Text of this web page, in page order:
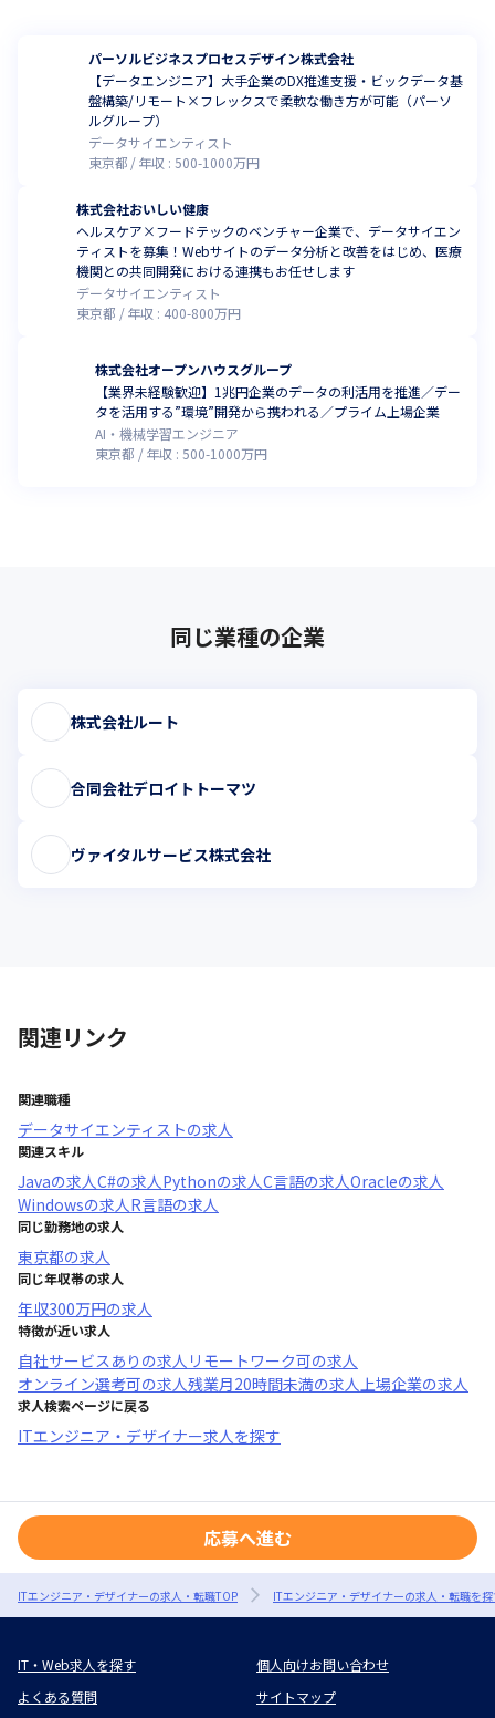
パーソルビジネスプロセスデザイン株式会社
【データエンジニア】大手企業のDX推進支援・ビックデータ基
盤構築/リモート×フレックスで柔軟な働き方が可能（パーソ
ルグループ）
データサイエンティスト
東京都
年収 :500-1000万円
株式会社おいしい健康
ヘルスケア×フードテックのベンチャー企業で、データサイエン
ティストを募集！Webサイトのデータ分析と改善をはじめ、医療
機関との共同開発における連携もお任せします
データサイエンティスト
東京都
年収 : 400-800万円
株式会社オープンハウスグループ
【業界未経験歓迎】1兆円企業のデータの利活用を推進／デー
タを活用する”環境”開発から携われる／プライム上場企業
AI・機械学習エンジニア
東京都
年収 : 500-1000万円
同じ業種の企業
株式会社ルート
合同会社デロイトトーマツ
ヴァイタルサービス株式会社
関連リンク
関連職種
データサイエンティストの求人
関連スキル
Javaの求人C#の求人Pythonの求人C言語の求人Oracleの求人
Windowsの求人R言語の求人
同じ勤務地の求人
東京都の求人
同じ年収帯の求人
年収300万円の求人
特徴が近い求人
自社サービスあり の求人 リモートワーク可の求人
オンライン選考可の求人残業月20時間未満の求人上場企業の求人
求人検索ページに戻る
ITエンジニア・デザイナー求人を探す
応募へ進む
ITエンジニア・デザイナーの求人・転職TOP ITエンジニア・デザイナーの求人・転職を
IT・Web求人を探す
個人向けお問い合わせ
よくある質問
サイトマップ